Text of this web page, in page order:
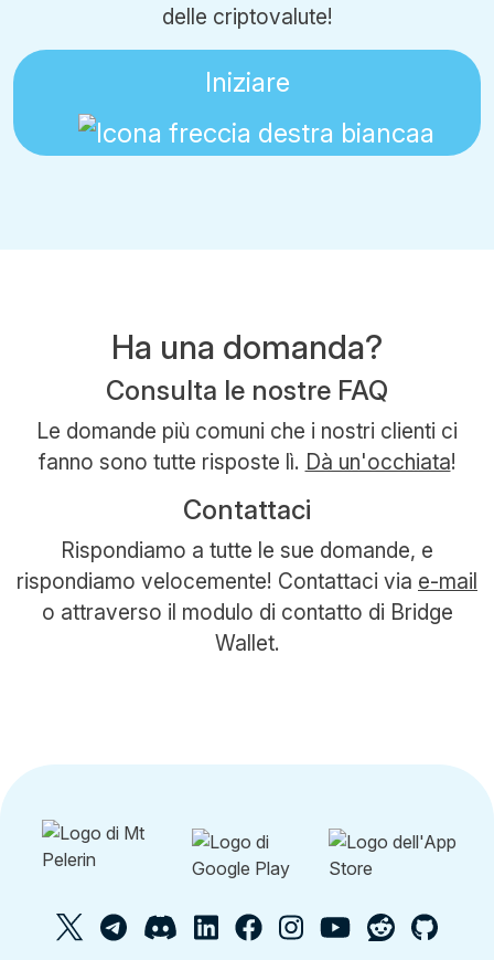
delle criptovalute!
Iniziare
Ha una domanda?
Consulta le nostre FAQ
Le domande più comuni che i nostri clienti ci
fanno sono tutte risposte lì. Dà un'occhiata!
Contattaci
Rispondiamo a tutte le sue domande, e
rispondiamo velocemente! Contattaci via e-mail
o attraverso il modulo di contatto di Bridge
Wallet.